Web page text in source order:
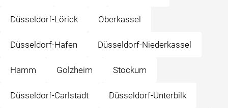
Düsseldorf-Lörick Oberkassel
Düsseldorf-Hafen Düsseldorf-Niederkassel
Hamm Golzheim Stockum
Düsseldorf-Carlstadt Düsseldorf-Unterbilk